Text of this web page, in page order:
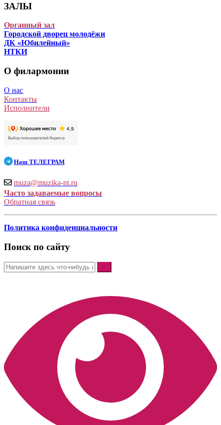
ЗАЛЫ
Органный зал
Городской дворец молодёжи
ДК «Юбилейный»
НТКИ
О филармонии
О нас
Контакты
Исполнители
Наш ТЕЛЕГРАМ
muza@muzika-nt.ru
Часто задаваемые вопросы
Обратная связь
Политика конфиденциальности
Поиск по сайту